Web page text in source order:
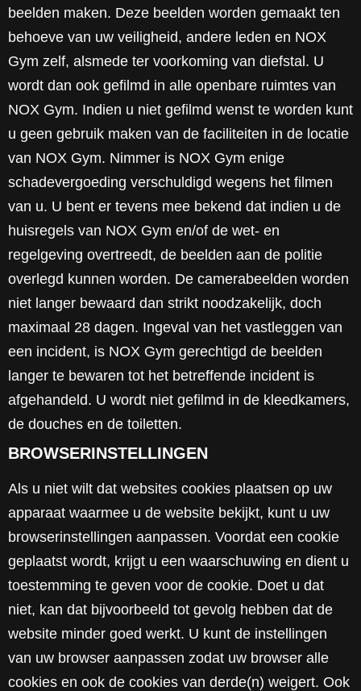
beelden maken. Deze beelden worden gemaakt ten
behoeve van uw veiligheid, andere leden en NOX
Gym zelf, alsmede ter voorkoming van diefstal. U
wordt dan ook gefilmd in alle openbare ruimtes van
NOX Gym. Indien u niet gefilmd wenst te worden kunt
u geen gebruik maken van de faciliteiten in de locatie
van NOX Gym. Nimmer is NOX Gym enige
schadevergoeding verschuldigd wegens het filmen
van u. U bent er tevens mee bekend dat indien u de
huisregels van NOX Gym en/of de wet- en
regelgeving overtreedt, de beelden aan de politie
overlegd kunnen worden. De camerabeelden worden
niet langer bewaard dan strikt noodzakelijk, doch
maximaal 28 dagen. Ingeval van het vastleggen van
een incident, is NOX Gym gerechtigd de beelden
langer te bewaren tot het betreffende incident is
afgehandeld. U wordt niet gefilmd in de kleedkamers,
de douches en de toiletten.
BROWSERINSTELLINGEN
Als u niet wilt dat websites cookies plaatsen op uw
apparaat waarmee u de website bekijkt, kunt u uw
browserinstellingen aanpassen. Voordat een cookie
geplaatst wordt, krijgt u een waarschuwing en dient u
toestemming te geven voor de cookie. Doet u dat
niet, kan dat bijvoorbeeld tot gevolg hebben dat de
website minder goed werkt. U kunt de instellingen
van uw browser aanpassen zodat uw browser alle
cookies en ook de cookies van derde(n) weigert. Ook